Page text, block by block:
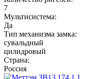
7
Мультисистема:
Да
Тип механизма замка:
сувальдный
цилидровый
Страна:
Россия